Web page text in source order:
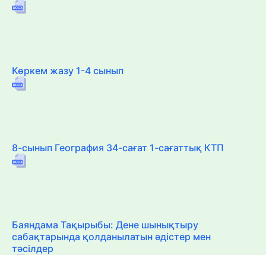
Көркем жазу 1-4 сынып
8-сынып География 34-сағат 1-сағаттық КТП
Баяндама Тақырыбы: Дене шынықтыру
сабақтарында қолданылатын әдістер мен
тәсілдер